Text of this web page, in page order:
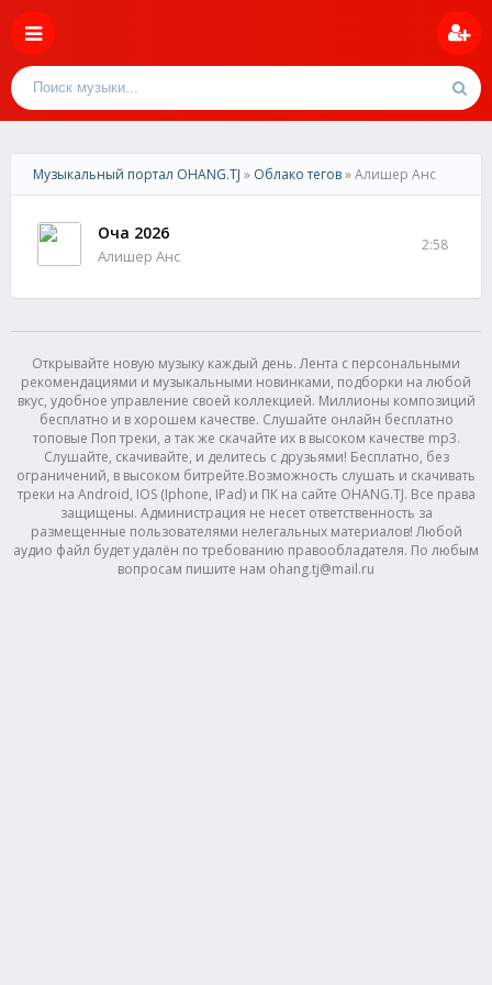
Музыкальный портал OHANG.TJ » Облако тегов» Алишер Анс
Оча 2026
Алишер Анс
2:58
Открывайте новую музыку каждый день. Лента с персональными
рекомендациями и музыкальными новинками, подборки на любой
вкус, удобное управление своей коллекцией. Миллионы композиций
бесплатно и в хорошем качестве. Слушайте онлайн бесплатно
топовые Поп треки, а так же скачайте их в высоком качестве mp3.
Слушайте, скачивайте, и делитесь с друзьями! Бесплатно, без
ограничений, в высоком битрейте.Возможность слушать и скачивать
треки на Android, IOS (Iphone, IPad) и ПК на сайте OHANG.TJ. Все права
защищены. Администрация не несет ответственность за
размещенные пользователями нелегальных материалов! Любой
аудио файл будет удалён по требованию правообладателя. По любым
вопросам пишите нам ohang.tj@mail.ru